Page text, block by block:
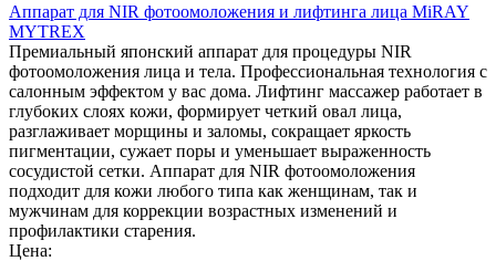
Аппарат для NIR фотоомоложения и лифтинга лица MiRAY
MYTREX
Премиальный японский аппарат для процедуры NIR
фотоомоложения лица и тела. Профессиональная технология с
салонным эффектом у вас дома. Лифтинг массажер работает в
глубоких слоях кожи, формирует четкий овал лица,
разглаживает морщины и заломы, сокращает яркость
пигментации, сужает поры и уменьшает выраженность
сосудистой сетки. Аппарат для NIR фотоомоложения
подходит для кожи любого типа как женщинам, так и
мужчинам для коррекции возрастных изменений и
профилактики старения.
Цена: